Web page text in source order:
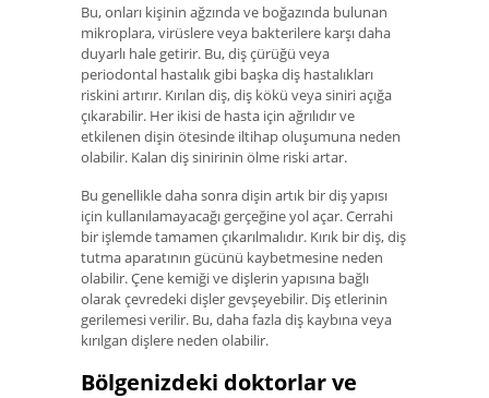
Bu, onları kişinin ağzında ve boğazında bulunan
mikroplara, virüslere veya bakterilere karşı daha
duyarlı hale getirir. Bu, diş çürüğü veya
periodontal hastalık gibi başka diş hastalıkları
riskini artırır. Kırılan diş, diş kökü veya siniri açığa
çıkarabilir. Her ikisi de hasta için ağrılıdır ve
etkilenen dişin ötesinde iltihap oluşumuna neden
olabilir. Kalan diş sinirinin ölme riski artar.
Bu genellikle daha sonra dişin artık bir diş yapısı
için kullanılamayacağı gerçeğine yol açar. Cerrahi
bir işlemde tamamen çıkarılmalıdır. Kırık bir diş, diş
tutma aparatının gücünü kaybetmesine neden
olabilir. Çene kemiği ve dişlerin yapısına bağlı
olarak çevredeki dişler gevşeyebilir. Diş etlerinin
gerilemesi verilir. Bu, daha fazla diş kaybına veya
kırılgan dişlere neden olabilir.
Bölgenizdeki doktorlar ve